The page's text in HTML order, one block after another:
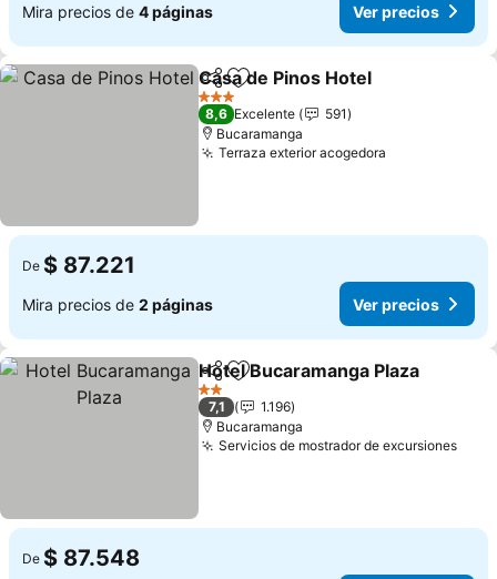
Mira precios de 4 páginas Ver precios
CompartirAgregar a favoritos
Casa de Pinos Hotel
3 Estrellas
8,6 Excelente
591
Bucaramanga
Terraza exterior acogedora
De $ 87.221
Mira precios de 2 páginas Ver precios
CompartirAgregar a favoritos
Hotel Bucaramanga Plaza
2 Estrellas
7,1
1.196
Bucaramanga
Servicios de mostrador de excursionesVer
De $ 87.548